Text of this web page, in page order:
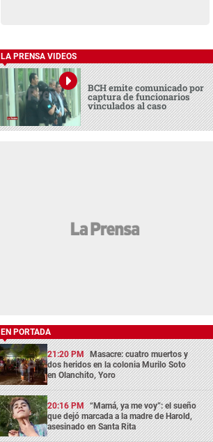
LA PRENSA VIDEOS
BCH emite comunicado por
captura de funcionarios
vinculados al caso
EN PORTADA
21:20 PM Masacre: cuatro muertos y
dos heridos en la colonia Murilo Soto
en Olanchito, Yoro
20:16 PM “Mamá, ya me voy”: el sueño
que dejó marcada a la madre de Harold,
asesinado en Santa Rita